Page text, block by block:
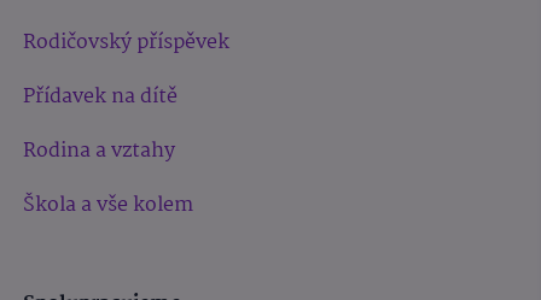
Rodičovský příspěvek
Přídavek na dítě
Rodina a vztahy
Škola a vše kolem